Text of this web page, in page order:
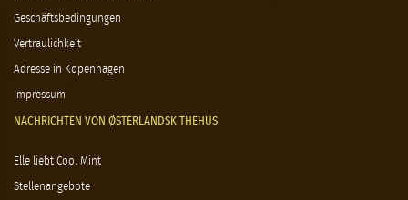
Geschäftsbedingungen
Vertraulichkeit
Adresse in Kopenhagen
Impressum
NACHRICHTEN VON ØSTERLANDSK THEHUS
Elle liebt Cool Mint
Stellenangebote